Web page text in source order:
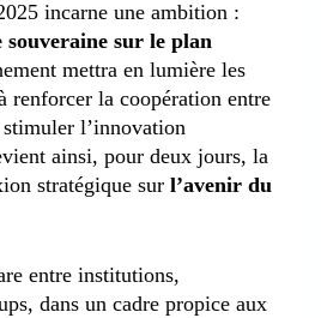
incarne une ambition :
souveraine sur le plan
mettra en lumière les
renforcer la coopération entre
l’innovation
ainsi, pour deux jours, la
stratégique sur l’avenir du
entre institutions,
dans un cadre propice aux